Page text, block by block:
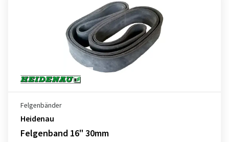
Felgenbänder
Heidenau
Felgenband 16" 30mm